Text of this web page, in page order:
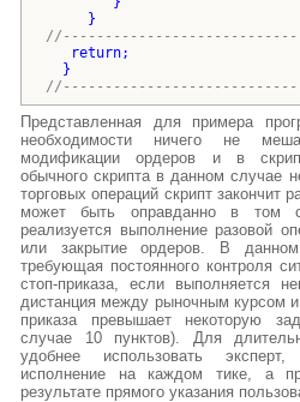
}
return
}
Представленная для примера
необходимости ничего не
модификации ордеров и в
обычного скрипта в данном случае
торговых операций скрипт закончит
может быть оправданно в том
реализуется выполнение разовой
или закрытие ордеров. В
требующая постоянного контроля
стоп-приказа, если выполняется
дистанция между рыночным курсом
приказа превышает некоторую
случае 10 пунктов). Для
удобнее использовать
исполнение на каждом тике, а
результате прямого указания